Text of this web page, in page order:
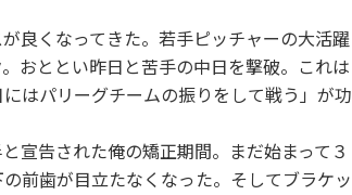
良くなってきた。若手ピッチャーの大活躍
おととい昨日と苦手の中日を撃破。これは
はパリーグチームの振りをして戦う」が功
宣告された俺の矯正期間。まだ始まって３
前歯が目立たなくなった。そしてブラケッ